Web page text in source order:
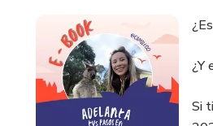
¿Y
Si